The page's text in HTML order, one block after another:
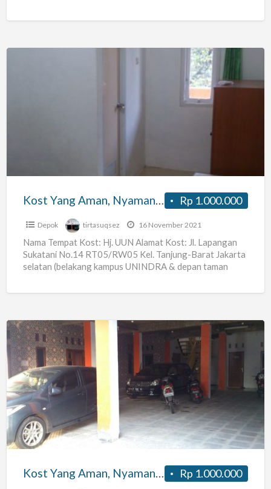
Unv
Unv.
Pacasila,
Unv.
Isip,
Unv.
Tama,
Unindra
Rp 1.000.000
Kost Yang Aman, Nyaman, dan Strategis Unv UI, Unv. Pacasila, Unv. Isip, Unv. Tama, Unv. Unindra
Depok tirtasuqsez 16 November 2021
Nama Tempat Kost: Hj. UUN Alamat Kost: Jl. Lapangan
Sukatani No.14 RT05/RW05 Kel. Tanjung-Barat Jakarta
selatan (belakang kampus UNINDRA & depan taman
Kost
Yang
Aman,
Nyaman,
dan
Strategis
Deket
Nestle,
Rp 1.000.000
Kost Yang Aman, Nyaman, dan Strategis Deket ANTAM, Nestle, Archadia, Oleos